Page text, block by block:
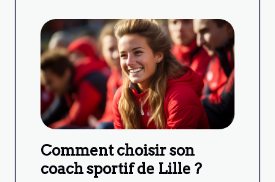
Comment choisir son
coach sportif de Lille ?